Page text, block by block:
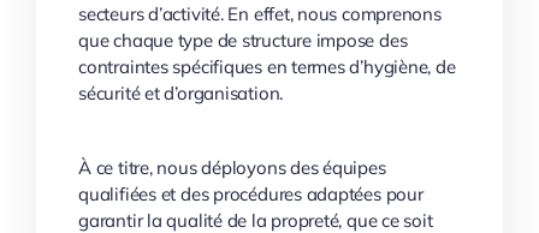
secteurs d’activité. En effet, nous comprenons
que chaque type de structure impose des
contraintes spécifiques en termes d’hygiène, de
sécurité et d’organisation.
À ce titre, nous déployons des équipes
qualifiées et des procédures adaptées pour
garantir la qualité de la propreté, que ce soit